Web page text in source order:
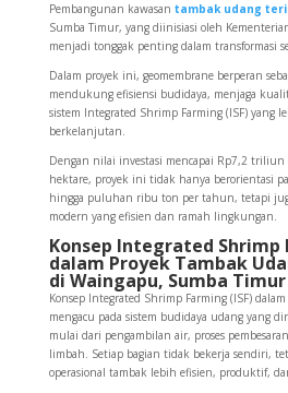
Pembangunan kawasan tambak udang
Sumba Timur, yang diinisiasi oleh
menjadi tonggak penting dalam transformasi
Dalam proyek ini, geomembrane berperan
mendukung efisiensi budidaya, menjaga
sistem Integrated Shrimp Farming (ISF) yang
berkelanjutan.
Dengan nilai investasi mencapai Rp7,2 triliun
hektare, proyek ini tidak hanya berorientasi
hingga puluhan ribu ton per tahun, tetapi
modern yang efisien dan ramah lingkungan.
Konsep Integrated Shrimp
dalam Proyek Tambak
di Waingapu, Sumba Timur
Konsep Integrated Shrimp Farming (ISF)
mengacu pada sistem budidaya udang yang
mulai dari pengambilan air, proses
limbah. Setiap bagian tidak bekerja sendiri,
operasional tambak lebih efisien, produktif,